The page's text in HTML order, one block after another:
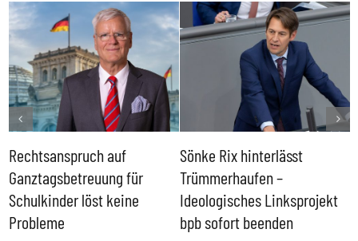
Rechtsanspruch auf
Ganztagsbetreuung für
Schulkinder löst keine
Probleme
Sönke Rix hinterlässt
Trümmerhaufen –
Ideologisches Linksprojekt
bpb sofort beenden